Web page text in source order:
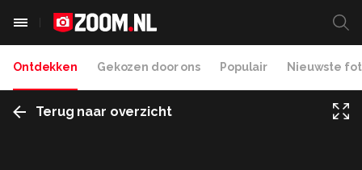
Ontdekken Gekozen door ons Populair Nieuwste
Terug naar overzicht